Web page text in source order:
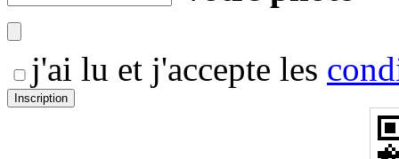
j'ai lu et j'accepte les